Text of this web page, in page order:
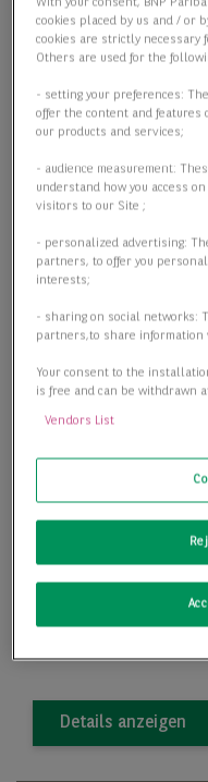
Details anzeigen
Gewerbefläche im
Preis
Details anzeigen
With your consent, BNP
cookies placed by us and / or
cookies are strictly necessary
Others are used for the
- setting your preferences:
offer the content and
our products and services;
- audience measurement:
understand how you access
visitors to our Site ;
- personalized advertising:
partners, to offer you
interests;
- sharing on social networks:
partners,to share information
Your consent to the
is free and can be withdrawn
Vendors List